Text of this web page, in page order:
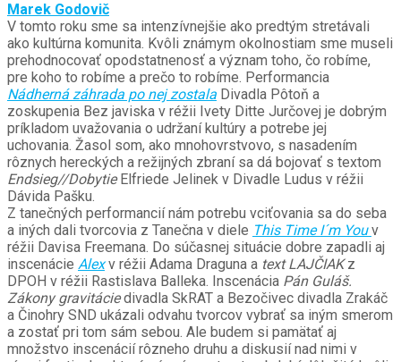
Marek Godovič
V tomto roku sme sa intenzívnejšie ako predtým stretávali
ako kultúrna komunita. Kvôli známym okolnostiam sme museli
prehodnocovať opodstatnenosť a význam toho, čo robíme,
pre koho to robíme a prečo to robíme. Performancia
Nádherná záhrada po nej zostala Divadla Pôtoň a
zoskupenia Bez javiska v réžii Ivety Ditte Jurčovej je dobrým
príkladom uvažovania o udržaní kultúry a potrebe jej
uchovania. Žasol som, ako mnohovrstvovo, s nasadením
rôznych hereckých a režijných zbraní sa dá bojovať s textom
Endsieg//Dobytie Elfriede Jelinek v Divadle Ludus v réžii
Dávida Pašku.
Z tanečných performancií nám potrebu vciťovania sa do seba
a iných dali tvorcovia z Tanečna v diele This Time I´m You v
réžii Davisa Freemana. Do súčasnej situácie dobre zapadli aj
inscenácie Alex v réžii Adama Draguna a text LAJČIAKz
DPOH v réžii Rastislava Balleka. Inscenácia Pán Guláš.
Zákony gravitáciedivadla SkRAT a Bezočivec divadla Zrakáč
a Činohry SND ukázali odvahu tvorcov vybrať sa iným smerom
a zostať pri tom sám sebou. Ale budem si pamätať aj
množstvo inscenácií rôzneho druhu a diskusií nad nimi v